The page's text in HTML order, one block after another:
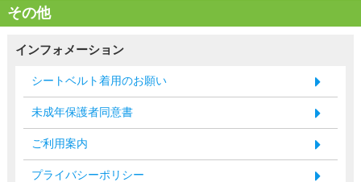
その他
インフォメーション
シートベルト着用のお願い
未成年保護者同意書
ご利用案内
プライバシーポリシー